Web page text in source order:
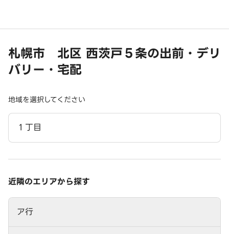
札幌市 北区 西茨戸５条の出前・デリ
バリー・宅配
地域を選択してください
１丁目
近隣のエリアから探す
ア行